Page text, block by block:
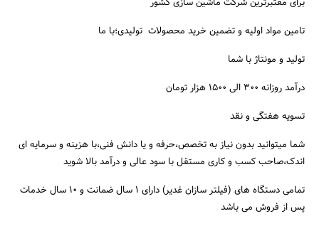
برای معتبرترین شرکت ماشین سازی کشور
تامین مواد اولیه و تضمین خرید محصولات تولیدی؛با ما
تولید و مونتاژ با شما
درآمد روزانه 300 الی 1500 هزار تومان
تسویه هفتگی و نقد
شما میتوانید بدون نیاز به تخصص،حرفه و یا دانش فنی،با هزینه و سرمایه ای
اندک،صاحب کسب و کاری مستقل با سود عالی و درآمد بالا شوید
تمامی دستگاه های (فیلتر سازان غدیر) دارای 1 سال ضمانت و 10 سال خدمات
پس از فروش می باشد